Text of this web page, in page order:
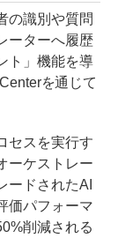
の識別や質問
ーターへ履歴
ト」機能を導
を通じて
セスを実行す
ーケストレー
ードされたAI
価パフォーマ
削減される